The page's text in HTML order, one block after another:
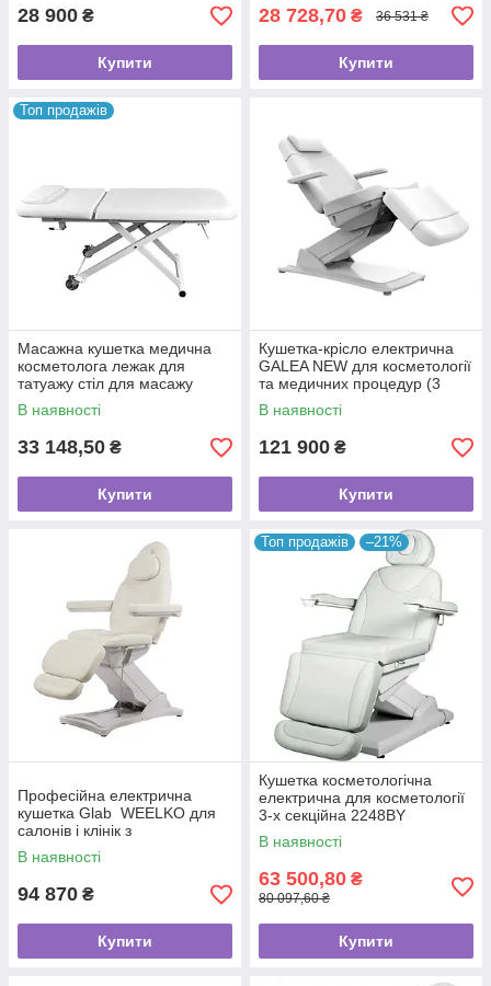
28 900 ₴
Купити
28 728,70 ₴ 36 531 ₴
Купити
Топ продажів
Масажна кушетка медична
косметолога лежак для
татуажу стіл для масажу
кушетка посилена
електрична
В наявності
33 148,50 ₴
Купити
Кушетка-крісло електрична
GALEA NEW для косметології
та медичних процедур (3
мотори)
В наявності
121 900 ₴
Купити
Професійна електрична
кушетка Glab WEELKO для
салонів і клінік з
регулюваннями всіх
положень
В наявності
94 870 ₴
Купити
Топ продажів –21%
Кушетка косметологічна
електрична для косметології
3-х секційна 2248BY
В наявності
63 500,80 ₴
80 097,60 ₴
Купити